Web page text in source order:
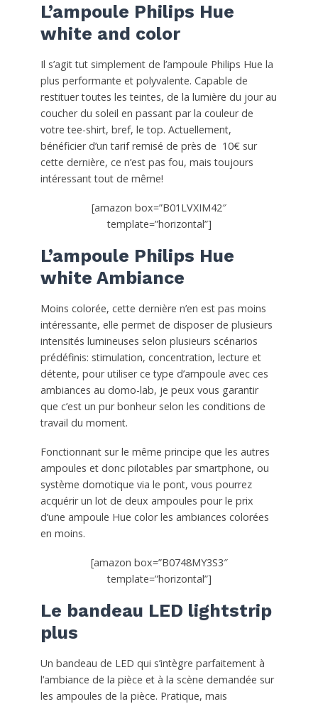
L’ampoule Philips Hue
white and color
Il s’agit tut simplement de l’ampoule Philips Hue la
plus performante et polyvalente. Capable de
restituer toutes les teintes, de la lumière du jour au
coucher du soleil en passant par la couleur de
votre tee-shirt, bref, le top. Actuellement,
bénéficier d’un tarif remisé de près de 10€ sur
cette dernière, ce n’est pas fou, mais toujours
intéressant tout de même!
[amazon box=”B01LVXIM42″
template=”horizontal”]
L’ampoule Philips Hue
white Ambiance
Moins colorée, cette dernière n’en est pas moins
intéressante, elle permet de disposer de plusieurs
intensités lumineuses selon plusieurs scénarios
prédéfinis: stimulation, concentration, lecture et
détente, pour utiliser ce type d’ampoule avec ces
ambiances au domo-lab, je peux vous garantir
que c’est un pur bonheur selon les conditions de
travail du moment.
Fonctionnant sur le même principe que les autres
ampoules et donc pilotables par smartphone, ou
système domotique via le pont, vous pourrez
acquérir un lot de deux ampoules pour le prix
d’une ampoule Hue color les ambiances colorées
en moins.
[amazon box=”B0748MY3S3″
template=”horizontal”]
Le bandeau LED lightstrip
plus
Un bandeau de LED qui s’intègre parfaitement à
l’ambiance de la pièce et à la scène demandée sur
les ampoules de la pièce. Pratique, mais